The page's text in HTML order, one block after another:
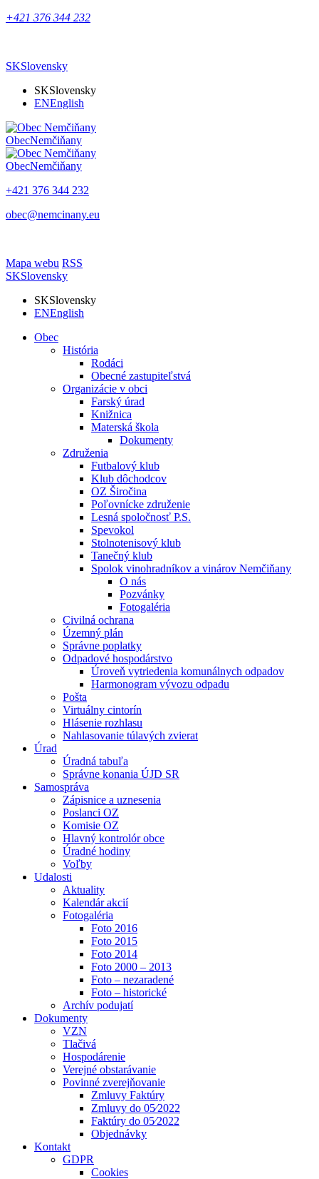
+421 376 344 232
SKSlovensky
SKSlovensky
ENEnglish
ObecNemčiňany
ObecNemčiňany
+421 376 344 232
obec@nemcinany.eu
Mapa webu RSS
SKSlovensky
SKSlovensky
ENEnglish
Obec
História
Rodáci
Obecné zastupiteľstvá
Organizácie v obci
Farský úrad
Knižnica
Materská škola
Dokumenty
Združenia
Futbalový klub
Klub dôchodcov
OZ Širočina
Poľovnícke združenie
Lesná spoločnosť P.S.
Spevokol
Stolnotenisový klub
Tanečný klub
Spolok vinohradníkov a vinárov Nemčiňany
O nás
Pozvánky
Fotogaléria
Civilná ochrana
Územný plán
Správne poplatky
Odpadové hospodárstvo
Úroveň vytriedenia komunálnych odpadov
Harmonogram vývozu odpadu
Pošta
Virtuálny cintorín
Hlásenie rozhlasu
Nahlasovanie túlavých zvierat
Úrad
Úradná tabuľa
Správne konania ÚJD SR
Samospráva
Zápisnice a uznesenia
Poslanci OZ
Komisie OZ
Hlavný kontrolór obce
Úradné hodiny
Voľby
Udalosti
Aktuality
Kalendár akcií
Fotogaléria
Foto 2016
Foto 2015
Foto 2014
Foto 2000 – 2013
Foto – nezaradené
Foto – historické
Archív podujatí
Dokumenty
VZN
Tlačivá
Hospodárenie
Verejné obstarávanie
Povinné zverejňovanie
Zmluvy Faktúry
Zmluvy do 05⁄2022
Faktúry do 05⁄2022
Objednávky
Kontakt
GDPR
Cookies